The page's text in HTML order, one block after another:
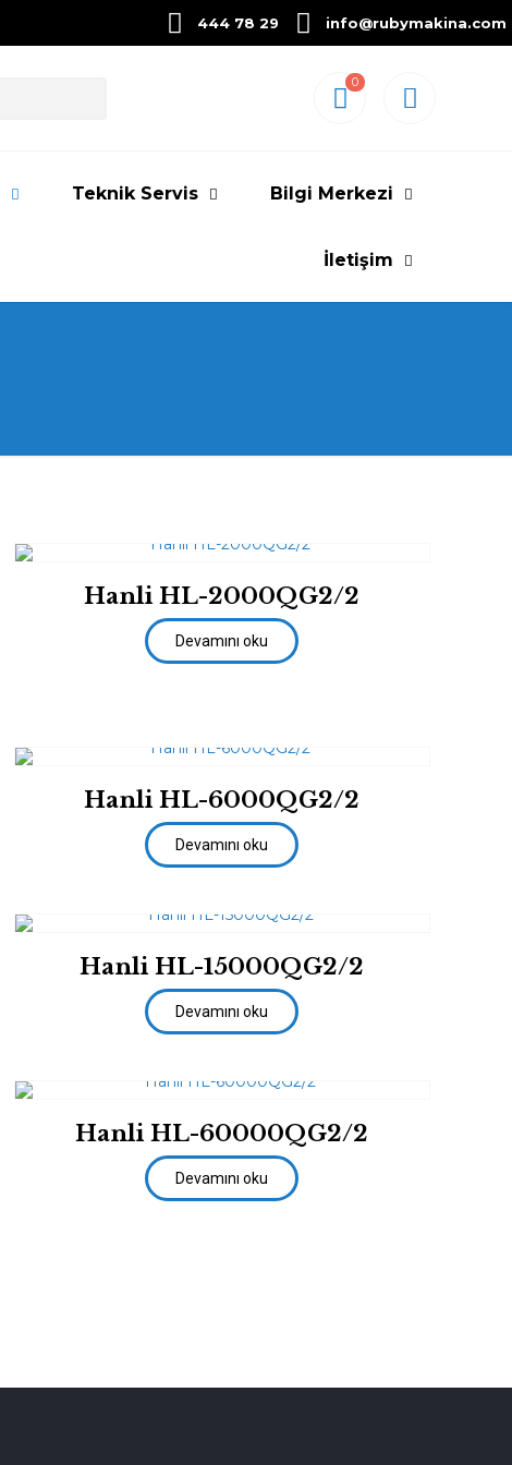
444 78 29 info@rubymakina.com
0
Teknik Servis Bilgi Merkezi
İletişim
Hanli HL-2000QG2/2
Devamını oku
Hanli HL-6000QG2/2
Devamını oku
Hanli HL-15000QG2/2
Devamını oku
Hanli HL-60000QG2/2
Devamını oku